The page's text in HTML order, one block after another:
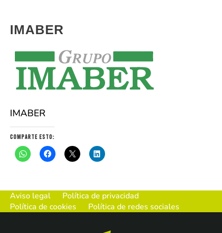
IMABER
IMABER
Comparte esto:
Aviso legal
Política de privacidad
Política de cookies
Política de redes sociales